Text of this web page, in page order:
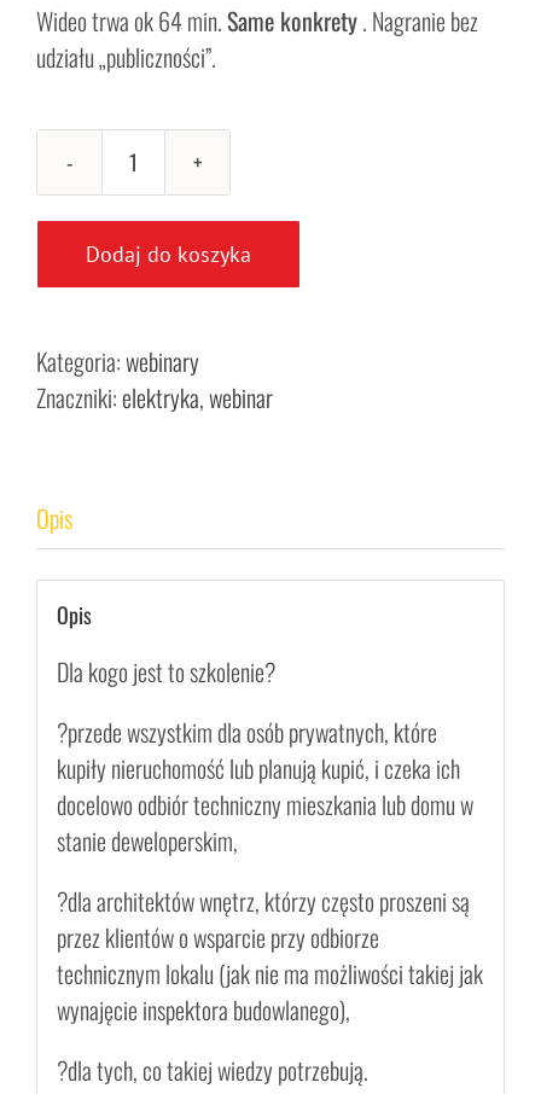
Wideo trwa ok 64 min.Same konkrety. Nagranie bez
udziału „publiczności”.
ilość
CZ.3
Webinar
-
i
TELETECHNIKA
technicznego
Dodaj do koszyka
Kategoria:webinary
Znaczniki: elektryka,webinar
Opis
Opis
Dla kogo jest to szkolenie?
?przede wszystkim dla osób prywatnych, które
kupiły nieruchomość lub planują kupić, i czeka ich
docelowo odbiór techniczny mieszkania lub domu w
stanie deweloperskim,
?dla architektów wnętrz, którzy często proszeni są
przez klientów o wsparcie przy odbiorze
technicznym lokalu (jak nie ma możliwości takiej jak
wynajęcie inspektora budowlanego),
?dla tych, co takiej wiedzy potrzebują.